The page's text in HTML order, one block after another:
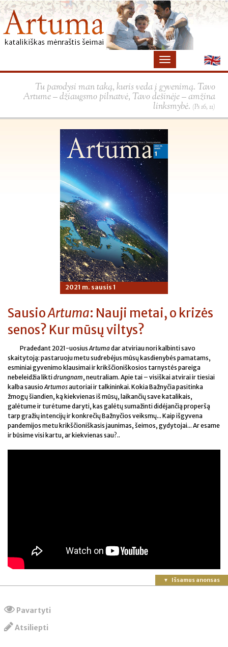
Tu parodysi man taką, kuris veda į gyvenimą. Tavo
Artume – džiaugsmo pilnatvė, Tavo dešinėje – amžina
linksmybė. (Ps 16, 11)
2021 m. sausis 1
SausioArtuma: Nauji metai, o krizės
senos? Kur mūsų viltys?
Pradedant 2021-uosiusArtumadar atviriau nori kalbinti savo
skaitytoją: pastaruoju metu sudrebėjus mūsų kasdienybės pamatams,
esminiai gyvenimo klausimai ir krikščioniškosios tarnystės pareiga
nebeleidžia liktidrungnam, neutraliam. Apie tai – visiškai atvirai ir tiesiai
kalba sausioArtumosautoriai ir talkininkai. Kokia Bažnyčia pasitinka
žmogų šiandien, ką kiekvienas iš mūsų, laikančių save katalikais,
galėtume ir turėtume daryti, kas galėtų sumažinti didėjančią properšą
tarp gražių intencijų ir konkrečių Bažnyčios veiksmų... Kaip išgyvena
pandemijos metu krikščioniškasis jaunimas, šeimos, gydytojai... Ar esame
ir būsime visi kartu, ar kiekvienas sau?..
Išsamus anonsas
Pavartyti
Atsiliepti